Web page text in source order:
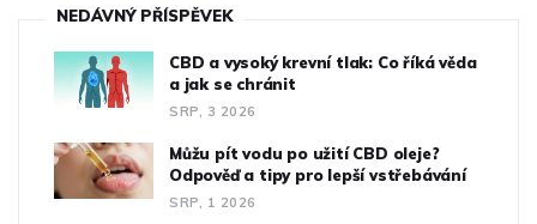
NEDÁVNÝ PŘÍSPĚVEK
CBD a vysoký krevní tlak: Co říká věda
a jak se chránit
SRP, 3 2026
Můžu pít vodu po užití CBD oleje?
Odpověď a tipy pro lepší vstřebávání
SRP, 1 2026